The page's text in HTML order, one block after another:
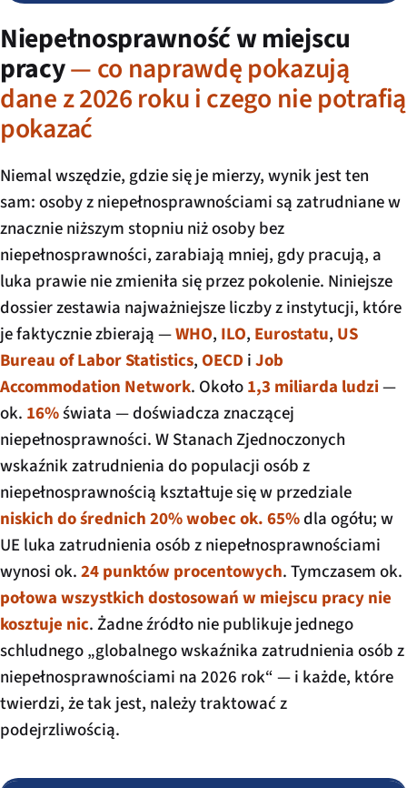
Niepełnosprawność w miejscu
pracy— co naprawdę pokazują
dane z 2026 roku i czego nie potrafią
pokazać
Niemal wszędzie, gdzie się je mierzy, wynik jest ten
sam: osoby z niepełnosprawnościami są zatrudniane w
znacznie niższym stopniu niż osoby bez
niepełnosprawności, zarabiają mniej, gdy pracują, a
luka prawie nie zmieniła się przez pokolenie. Niniejsze
dossier zestawia najważniejsze liczby z instytucji, które
je faktycznie zbierają —WHO, ILO, Eurostatu, US
Bureau of Labor Statistics, OECD iJob
Accommodation Network. Około1,3 miliarda ludzi—
ok. 16%świata — doświadcza znaczącej
niepełnosprawności. W Stanach Zjednoczonych
wskaźnik zatrudnienia do populacji osób z
niepełnosprawnością kształtuje się w przedziale
niskich do średnich 20% wobec ok. 65%dla ogółu; w
UE luka zatrudnienia osób z niepełnosprawnościami
wynosi ok.24 punktów procentowych. Tymczasem ok.
połowa wszystkich dostosowań w miejscu pracy nie
kosztuje nic. Żadne źródło nie publikuje jednego
schludnego „globalnego wskaźnika zatrudnienia osób z
niepełnosprawnościami na 2026 rok“ — i każde, które
twierdzi, że tak jest, należy traktować z
podejrzliwością.